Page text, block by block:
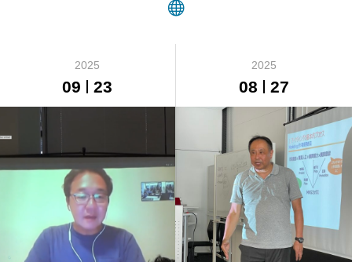
2025
09 23
2025
08 27